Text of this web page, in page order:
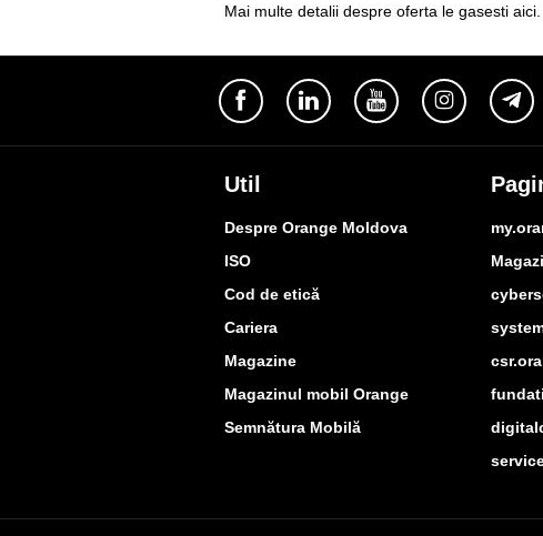
Mai multe detalii despre oferta le gasesti aici
Util
Despre Orange Moldova
ISO
Cod de etică
Cariera
Magazine
Magazinul mobil Orange
Semnătura Mobilă